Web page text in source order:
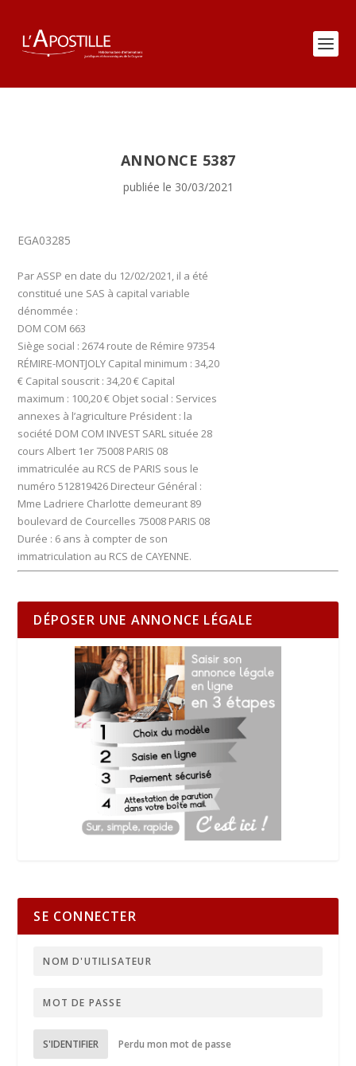
ANNONCE 5387
publiée le 30/03/2021
EGA03285
Par ASSP en date du 12/02/2021, il a été
constitué une SAS à capital variable
dénommée :
DOM COM 663
Siège social : 2674 route de Rémire 97354
RÉMIRE-MONTJOLY Capital minimum : 34,20
€ Capital souscrit : 34,20 € Capital
maximum : 100,20 € Objet social : Services
annexes à l’agriculture Président : la
société DOM COM INVEST SARL située 28
cours Albert 1er 75008 PARIS 08
immatriculée au RCS de PARIS sous le
numéro 512819426 Directeur Général :
Mme Ladriere Charlotte demeurant 89
boulevard de Courcelles 75008 PARIS 08
Durée : 6 ans à compter de son
immatriculation au RCS de CAYENNE.
DÉPOSER UNE ANNONCE LÉGALE
SE CONNECTER
S'IDENTIFIER Perdu mon mot de passe